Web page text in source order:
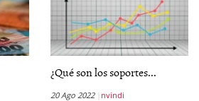
¿Qué son los soportes...
20 Ago 2022 nvindi